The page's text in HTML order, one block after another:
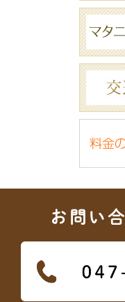
お問い